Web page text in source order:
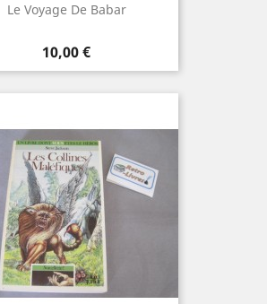
Le Voyage De Babar
Prix
10,00 €